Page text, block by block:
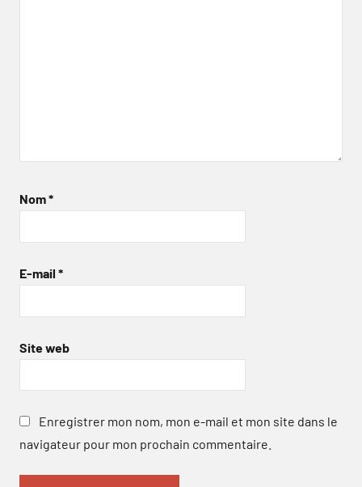
Nom*
E-mail *
Site web
Enregistrer mon nom, mon e-mail et mon site dans le
navigateur pour mon prochain commentaire.